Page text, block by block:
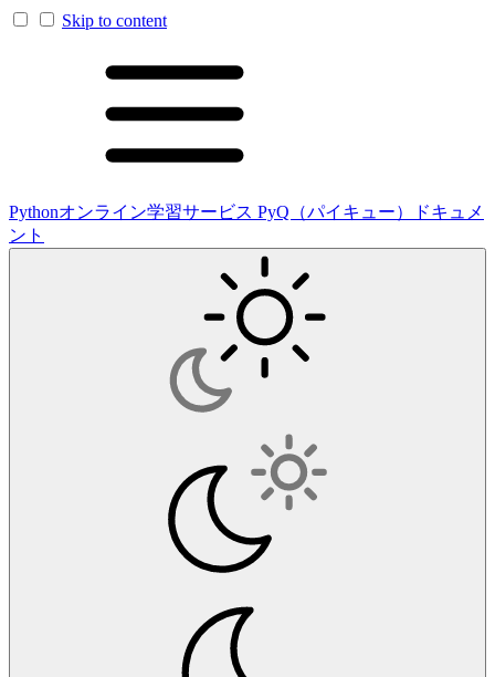
Skip to content
Pythonオンライン学習サービス PyQ（パイキュー）ドキュメ
ント